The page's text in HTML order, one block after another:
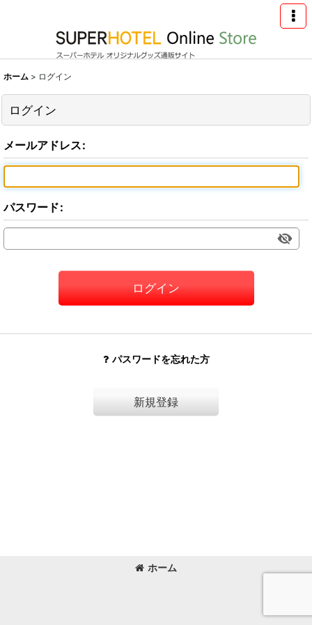
ホーム > ログイン
ログイン
メールアドレス:
パスワード:
ログイン
パスワードを忘れた方
新規登録
ホーム